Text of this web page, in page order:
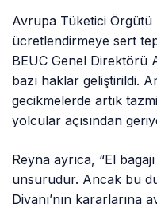
Avrupa Tüketici Örgütü
ücretlendirmeye sert
BEUC Genel Direktörü
bazı haklar geliştirildi.
gecikmelerde artık
yolcular açısından
Reyna ayrıca, “El
unsurudur. Ancak bu
Divanı’nın kararlarına